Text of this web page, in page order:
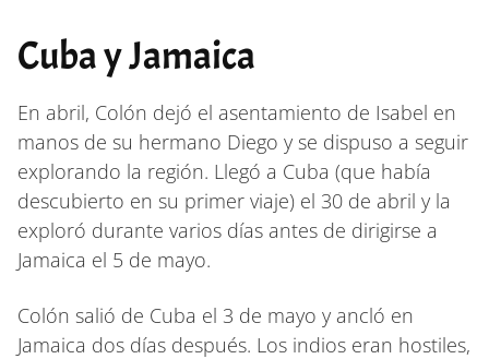
Cuba y Jamaica
En abril, Colón dejó el asentamiento de Isabel en
manos de su hermano Diego y se dispuso a seguir
explorando la región. Llegó a Cuba (que había
descubierto en su primer viaje) el 30 de abril y la
exploró durante varios días antes de dirigirse a
Jamaica el 5 de mayo.
Colón salió de Cuba el 3 de mayo y ancló en
Jamaica dos días después. Los indios eran hostiles,